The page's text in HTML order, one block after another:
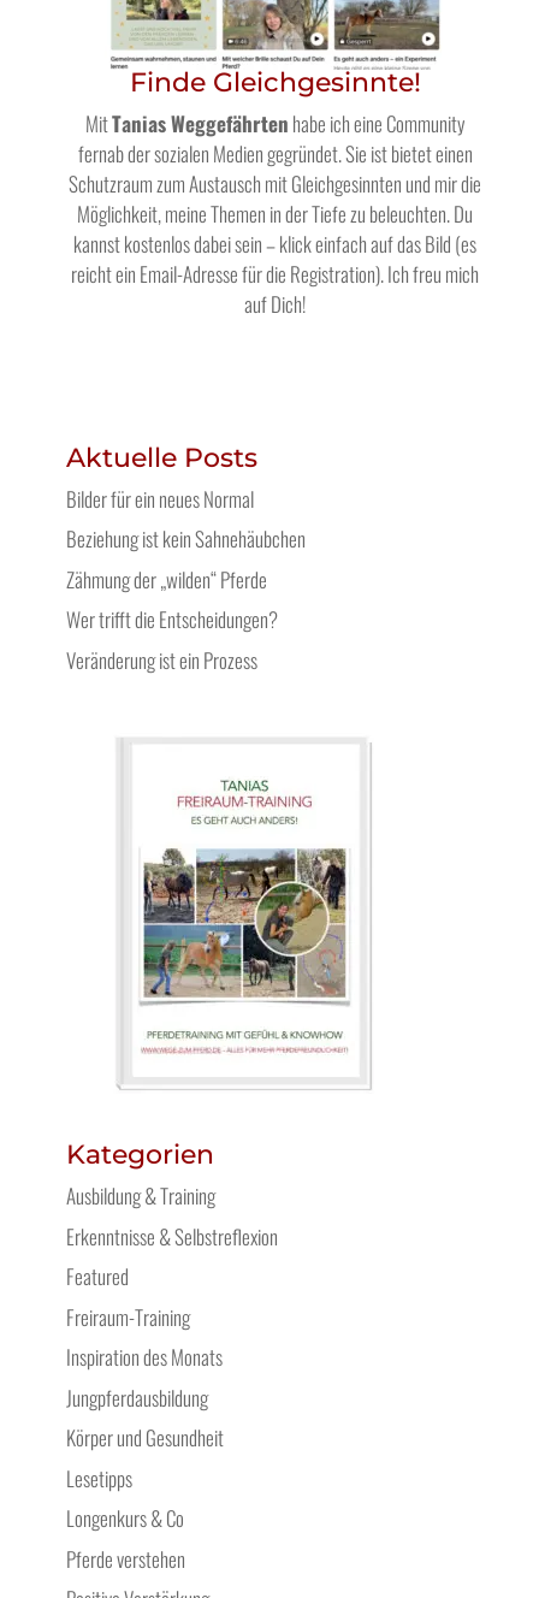
Finde Gleichgesinnte!
MitTanias Weggefährten habe ich eine Community
fernab der sozialen Medien gegründet. Sie ist bietet einen
Schutzraum zum Austausch mit Gleichgesinnten und mir die
Möglichkeit, meine Themen in der Tiefe zu beleuchten. Du
kannst kostenlos dabei sein – klick einfach auf das Bild (es
reicht ein Email-Adresse für die Registration). Ich freu mich
auf Dich!
Aktuelle Posts
Bilder für ein neues Normal
Beziehung ist kein Sahnehäubchen
Zähmung der „wilden“ Pferde
Wer trifft die Entscheidungen?
Veränderung ist ein Prozess
Kategorien
Ausbildung & Training
Erkenntnisse & Selbstreflexion
Featured
Freiraum-Training
Inspiration des Monats
Jungpferdausbildung
Körper und Gesundheit
Lesetipps
Longenkurs & Co
Pferde verstehen